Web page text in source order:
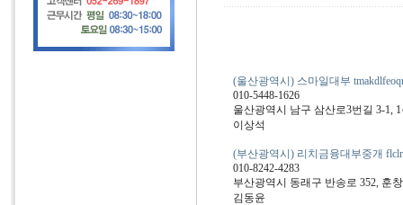
(울산광역시) 스마일대부
010-5448-1626
울산광역시 남구 삼산로3번길 3-1,
이상석
(부산광역시) 리치금융대부중개
010-8242-4283
부산광역시 동래구 반송로 352, 훈
김동윤